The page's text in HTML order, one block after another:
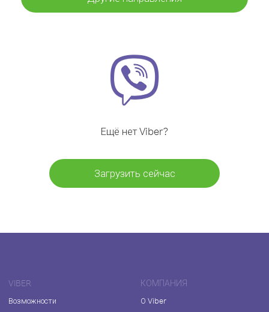
Ещё нет Viber?
Загрузить сейчас
VIBER
Возможности
КОМПАНИЯ
О Viber